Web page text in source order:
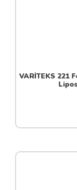
VARİTEKS 221